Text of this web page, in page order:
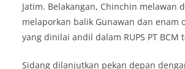
Jatim. Belakangan, Chinchin melawan
melaporkan balik Gunawan dan enam
yang dinilai andil dalam RUPS PT BCM
Sidang dilanjutkan pekan depan